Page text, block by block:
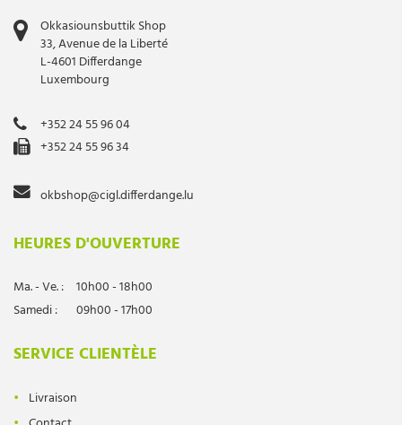
Okkasiounsbuttik Shop
33, Avenue de la Liberté
L-4601 Differdange
Luxembourg
+352 24 55 96 04
+352 24 55 96 34
okbshop@cigl.differdange.lu
HEURES D'OUVERTURE
Ma. - Ve. :
10h00 - 18h00
Samedi :
09h00 - 17h00
SERVICE CLIENTÈLE
Livraison